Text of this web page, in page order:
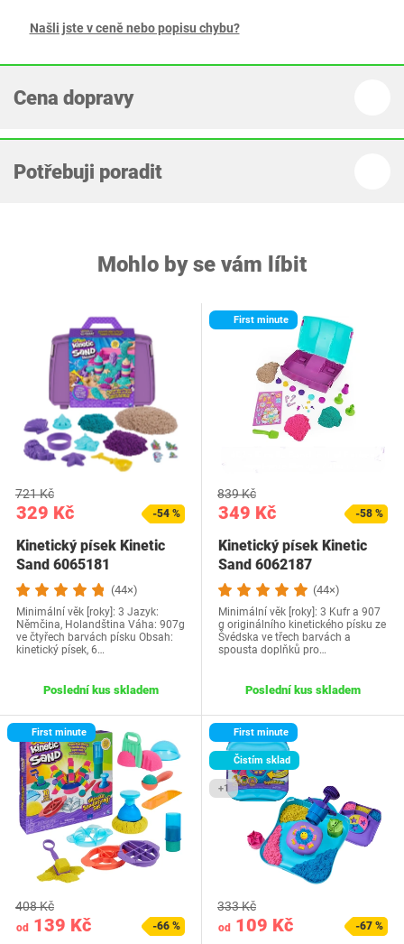
Našli jste v ceně nebo popisu chybu?
Cena dopravy
Potřebuji poradit
Mohlo by se vám líbit
329 Kč
721 Kč
-54 %
Kinetický písek Kinetic
Sand 6065181
(44×)
Minimální věk [roky]: 3 Jazyk:
Němčina, Holandština Váha: 907g
ve čtyřech barvách písku Obsah:
kinetický písek, 6…
Poslední kus skladem
First minute
349 Kč
839 Kč
-58 %
Kinetický písek Kinetic
Sand 6062187
(44×)
Minimální věk [roky]: 3 Kufr a 907
g originálního kinetického písku ze
Švédska ve třech barvách a
spousta doplňků pro…
Poslední kus skladem
First minute
od 139 Kč
408 Kč
-66 %
First minute
Čistím sklad
+1
od 109 Kč
333 Kč
-67 %